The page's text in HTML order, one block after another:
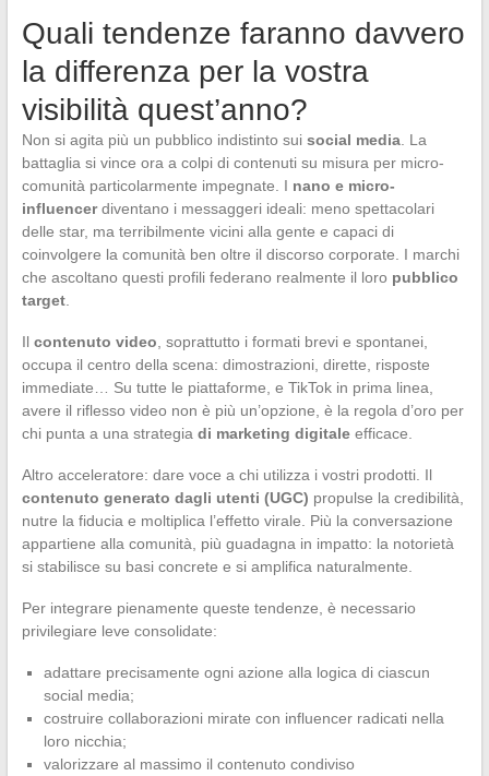
Quali tendenze faranno davvero
la differenza per la vostra
visibilità quest’anno?
Non si agita più un pubblico indistinto sui social media. La
battaglia si vince ora a colpi di contenuti su misura per micro-
comunità particolarmente impegnate. I nano e micro-
influencerdiventano i messaggeri ideali: meno spettacolari
delle star, ma terribilmente vicini alla gente e capaci di
coinvolgere la comunità ben oltre il discorso corporate. I marchi
che ascoltano questi profili federano realmente il loro pubblico
target.
Il contenuto video , soprattutto i formati brevi e spontanei,
occupa il centro della scena: dimostrazioni, dirette, risposte
immediate… Su tutte le piattaforme, e TikTok in prima linea,
avere il riflesso video non è più un’opzione, è la regola d’oro per
chi punta a una strategia di marketing digitaleefficace.
Altro acceleratore: dare voce a chi utilizza i vostri prodotti. Il
contenuto generato dagli utenti (UGC) propulse la credibilità,
nutre la fiducia e moltiplica l’effetto virale. Più la conversazione
appartiene alla comunità, più guadagna in impatto: la notorietà
si stabilisce su basi concrete e si amplifica naturalmente.
Per integrare pienamente queste tendenze, è necessario
privilegiare leve consolidate:
adattare precisamente ogni azione alla logica di ciascun
social media;
costruire collaborazioni mirate con influencer radicati nella
loro nicchia;
valorizzare al massimo il contenuto condiviso